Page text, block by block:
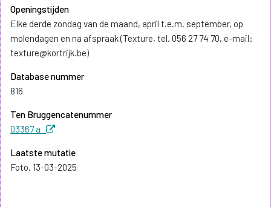
Openingstijden
Elke derde zondag van de maand, april t.e.m. september, op
molendagen en na afspraak (Texture, tel. 056 27 74 70, e-mail:
texture@kortrijk.be)
Database nummer
816
Ten Bruggencatenummer
03367 a
Laatste mutatie
Foto, 13-03-2025